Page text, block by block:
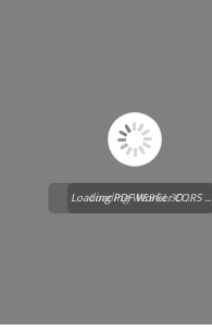
Loading WEBGL 3D ...
Loading PDF Worker CORS ...